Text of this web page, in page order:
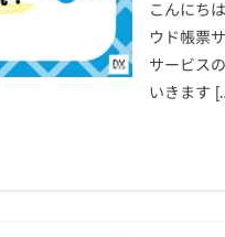
こんにち
ウド帳票
サービス
いきます